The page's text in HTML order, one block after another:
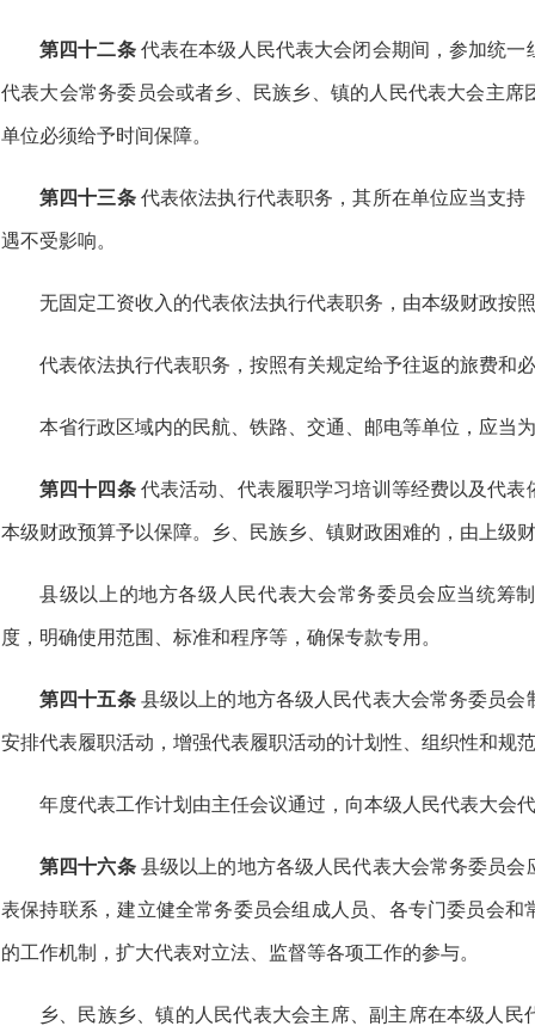
第四十二条代表在本级人民代表大会闭会期间，参加统
代表大会常务委员会或者乡、民族乡、镇的人民代表大会主
单位必须给予时间保障。
第四十三条代表依法执行代表职务，其所在单位应当支
遇不受影响。
无固定工资收入的代表依法执行代表职务，由本级财政按
代表依法执行代表职务，按照有关规定给予往返的旅费和
本省行政区域内的民航、铁路、交通、邮电等单位，应当
第四十四条代表活动、代表履职学习培训等经费以及代
本级财政预算予以保障。乡、民族乡、镇财政困难的，由上级
县级以上的地方各级人民代表大会常务委员会应当统筹
度，明确使用范围、标准和程序等，确保专款专用。
第四十五条县级以上的地方各级人民代表大会常务委员
安排代表履职活动，增强代表履职活动的计划性、组织性和规
年度代表工作计划由主任会议通过，向本级人民代表大会
第四十六条县级以上的地方各级人民代表大会常务委员
表保持联系，建立健全常务委员会组成人员、各专门委员会
的工作机制，扩大代表对立法、监督等各项工作的参与。
乡、民族乡、镇的人民代表大会主席、副主席在本级人